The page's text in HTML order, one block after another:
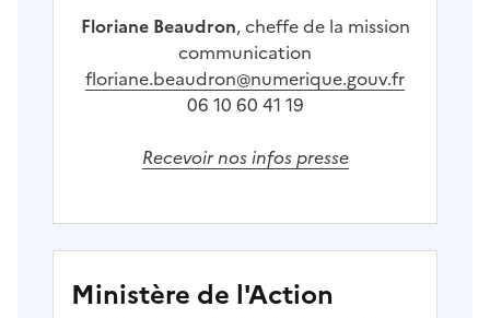
Floriane Beaudron, cheffe de la mission
communication
floriane.beaudron@numerique.gouv.fr
06 10 60 41 19
Recevoir nos infos presse
Ministère de l'Action